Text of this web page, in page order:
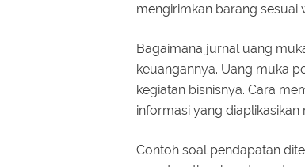
mengirimkan barang sesuai
Bagaimana jurnal uang
keuangannya. Uang muka
kegiatan bisnisnya. Cara
informasi yang
Contoh soal pendapatan